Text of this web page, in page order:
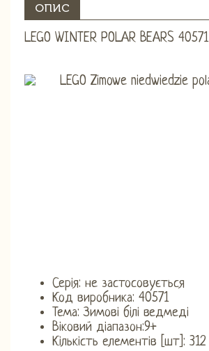
ОПИС
LEGO WINTER POLAR BEARS 40571
Серія: не застосовується
Код виробника: 40571
Тема: Зимові білі ведмеді
Віковий діапазон:9+
Кількість елементів [шт]: 312